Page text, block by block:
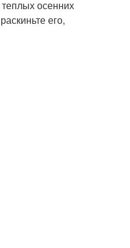
осенних
его,